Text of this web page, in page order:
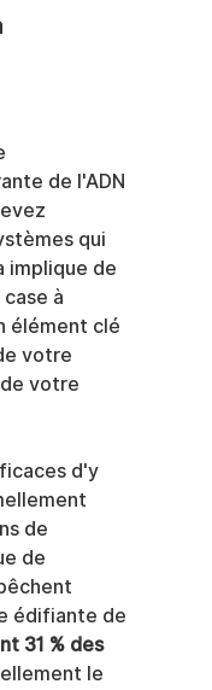
de l'ADN
qui
implique de
à
élément clé
votre
votre
d'y
de
de
édifiante de
31 % des
le